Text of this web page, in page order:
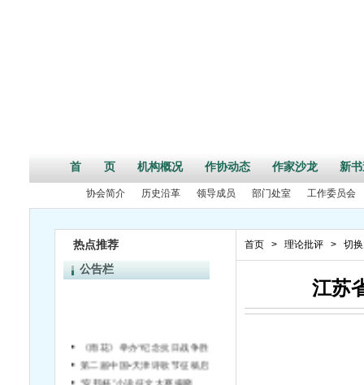
首 页 机构概况 作协动态 作家沙龙 新
协会简介 历史沿革 领导成员 部门处室 工作委员会
热点推荐
公告栏
第二届中国•天津诗歌节征稿启事
“安邦杯”小说征文大赛揭晓
首页 > 理论批评 > 切
江苏